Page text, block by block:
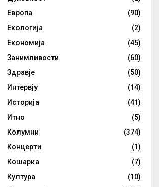
Европа
(90)
Екологија
(2)
Економија
(45)
Занимливости
(60)
Здравје
(50)
Интервју
(14)
Историја
(41)
Итно
(5)
Колумни
(374)
Концерти
(1)
Кошарка
(7)
Култура
(10)